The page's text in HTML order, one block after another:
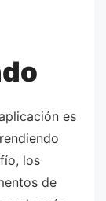
es
los
de